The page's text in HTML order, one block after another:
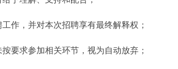
作，并对本次招聘享有最终解释权；
要求参加相关环节，视为自动放弃；